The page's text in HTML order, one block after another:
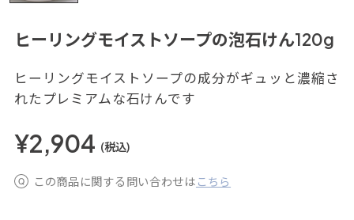
ヒーリングモイストソープの泡石けん120g
ヒーリングモイストソープの成分がギュッと濃縮さ
れたプレミアムな石けんです
¥2,904 (税込)
この商品に関する問い合わせは こちら